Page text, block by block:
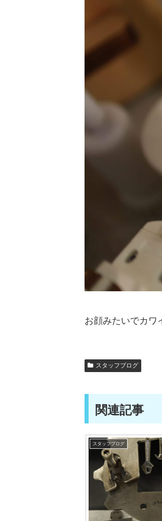
お顔みたいでカワ
スタッフブログ
関連記事
スタッフブログ